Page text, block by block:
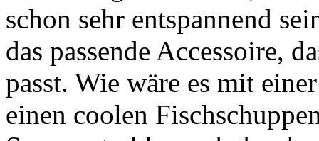
schon sehr entspannend
das passende Accessoire,
passt. Wie wäre es mit
einen coolen